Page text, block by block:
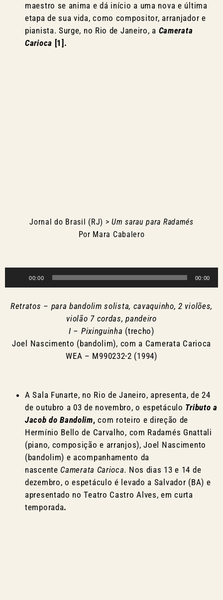
maestro se anima e dá início a uma nova e última
etapa de sua vida, como compositor, arranjador e
pianista. Surge, no Rio de Janeiro, a Camerata
Carioca [1].
Jornal do Brasil (RJ) >Um sarau para Radamés
Por Mara Cabalero
de
00:00 00:00
Retratos – para bandolim solista, cavaquinho, 2 violões,
violão 7 cordas, pandeiro
I – Pixinguinha (trecho)
Joel Nascimento (bandolim), com a Camerata Carioca
WEA – M990232-2 (1994)
A Sala Funarte, no Rio de Janeiro, apresenta, de 24
de outubro a 03 de novembro, o espetáculo Tributo a
Jacob do Bandolim, com roteiro e direção de
Hermínio Bello de Carvalho, com Radamés Gnattali
(piano, composição e arranjos), Joel Nascimento
(bandolim) e acompanhamento da
nascente Camerata Carioca. Nos dias 13 e 14 de
dezembro, o espetáculo é levado a Salvador (BA) e
apresentado no Teatro Castro Alves, em curta
temporada.